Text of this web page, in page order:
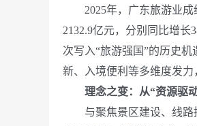
2025年，广东旅游业成绩
2132.9亿元，分别同比增长
次写入“旅游强国”的历史
新、入境便利等多维度发力
理念之变：从“资源驱动
与聚焦景区建设、线路